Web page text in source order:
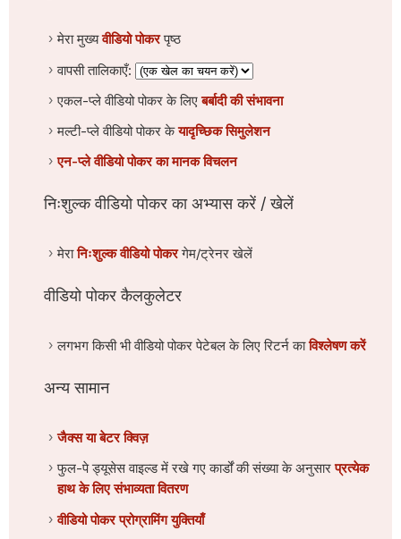
मेरा मुख्यवीडियो पोकरपृष्ठ
वापसी तालिकाएँ:
एकल-प्ले वीडियो पोकर के लिएबर्बादी की संभावना
मल्टी-प्ले वीडियो पोकर केयादृच्छिक सिमुलेशन
एन-प्ले वीडियो पोकर का मानक विचलन
निःशुल्क वीडियो पोकर का अभ्यास करें / खेलें
मेरानिःशुल्क वीडियो पोकरगेम/ट्रेनर खेलें
वीडियो पोकर कैलकुलेटर
लगभग किसी भी वीडियो पोकर पेटेबल के लिए रिटर्न काविश्लेषण करें
अन्य सामान
जैक्स या बेटर क्विज़
फुल-पे ड्यूसेस वाइल्ड में रखे गए कार्डों की संख्या के अनुसारप्रत्येक
हाथ के लिए संभाव्यता वितरण
वीडियो पोकर प्रोग्रामिंग युक्तियाँ